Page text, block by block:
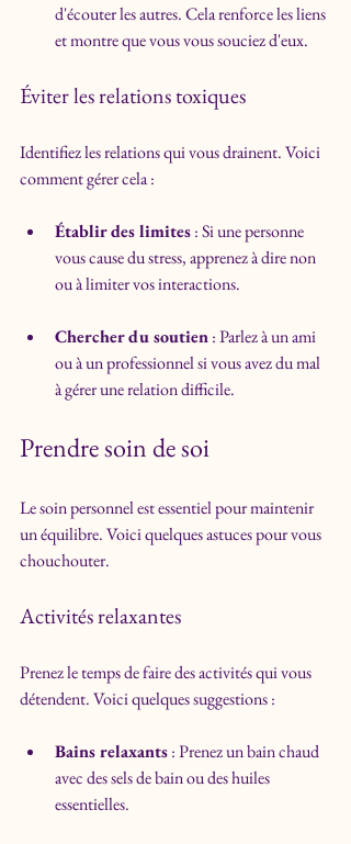
d'écouter les autres. Cela renforce les liens
et montre que vous vous souciez d'eux.
Éviter les relations toxiques
Identifiez les relations qui vous drainent. Voici
comment gérer cela :
Établir des limites : Si une personne
vous cause du stress, apprenez à dire non
ou à limiter vos interactions.
Chercher du soutien : Parlez à un ami
ou à un professionnel si vous avez du mal
à gérer une relation difficile.
Prendre soin de soi
Le soin personnel est essentiel pour maintenir
un équilibre. Voici quelques astuces pour vous
chouchouter.
Activités relaxantes
Prenez le temps de faire des activités qui vous
détendent. Voici quelques suggestions :
Bains relaxants : Prenez un bain chaud
avec des sels de bain ou des huiles
essentielles.